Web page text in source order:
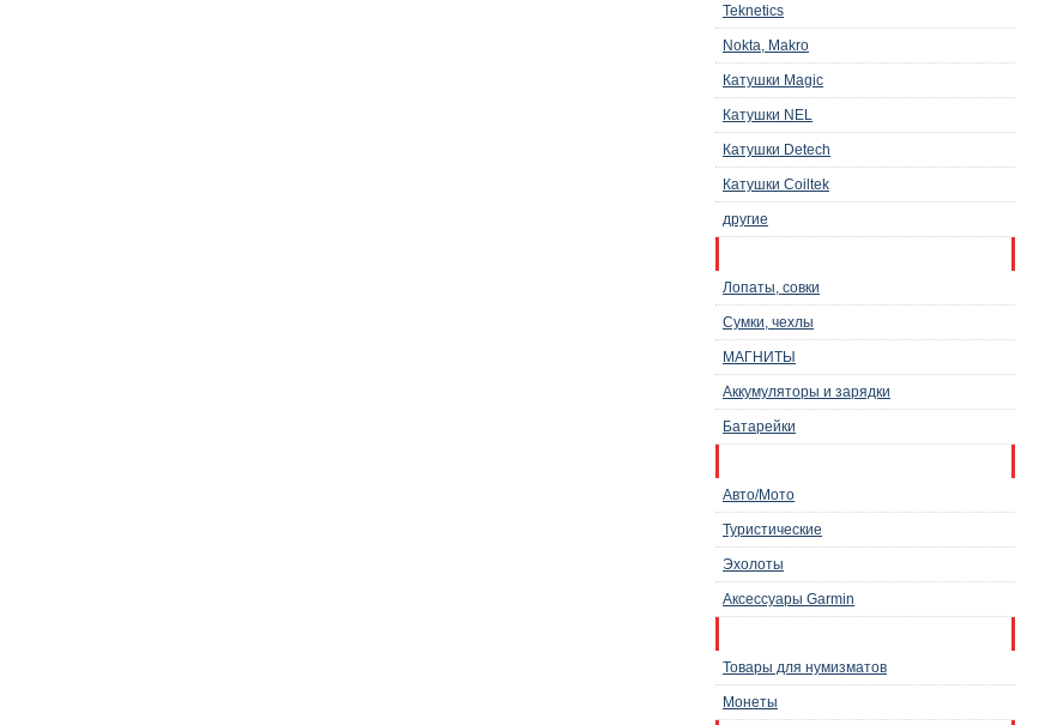
Teknetics
Nokta, Makro
Катушки Magic
Катушки NEL
Катушки Detech
Катушки Coiltek
другие
Лопаты, совки
Сумки, чехлы
МАГНИТЫ
Аккумуляторы и зарядки
Батарейки
Авто/Мото
Туристические
Эхолоты
Аксессуары Garmin
Товары для нумизматов
Монеты